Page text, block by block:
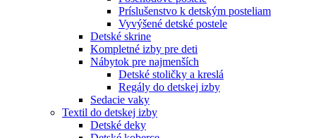
Príslušenstvo k detským posteliam
Vyvýšené detské postele
Detské skrine
Kompletné izby pre deti
Nábytok pre najmenších
Detské stoličky a kreslá
Regály do detskej izby
Sedacie vaky
Textil do detskej izby
Detské deky